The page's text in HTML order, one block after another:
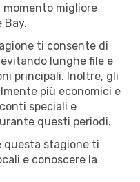
migliore
Bay.
ti consente di
lunghe file e
principali. Inoltre, gli
più economici e
speciali e
questi periodi.
questa stagione ti
e conoscere la